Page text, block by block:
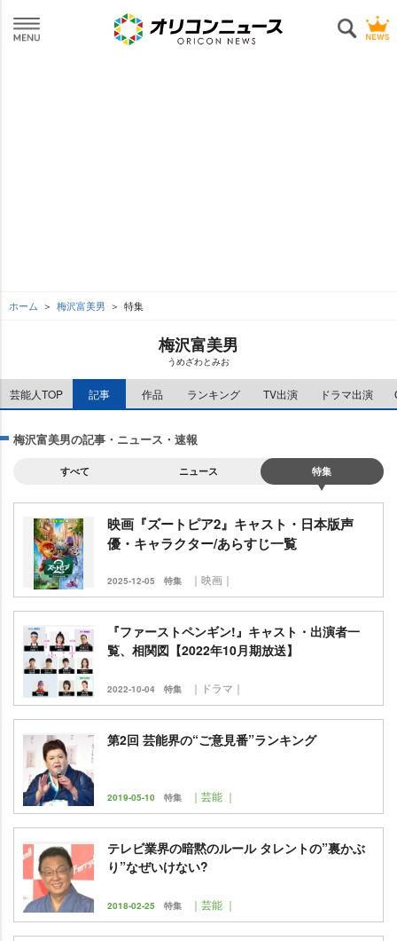
ホーム 梅沢富美男 特集
梅沢富美男
うめざわとみお
芸能人TOP 記事 作品 ランキング TV出演 ドラマ出演
梅沢富美男の記事・ニュース・速報
すべて ニュース 特集
映画『ズートピア2』キャスト・日本版声
優・キャラクター/あらすじ一覧
2025-12-05 特集 ｜映画｜
『ファーストペンギン!』キャスト・出演者一
覧、相関図【2022年10月期放送】
2022-10-04 特集 ｜ドラマ｜
第2回 芸能界の“ご意見番”ランキング
2019-05-10 特集 ｜芸能 ｜
テレビ業界の暗黙のルール タレントの”裏かぶ
り”なぜいけない?
2018-02-25 特集 ｜芸能 ｜